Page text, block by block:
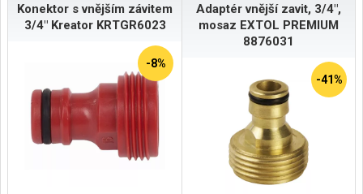
Konektor s vnějším závitem
3/4" Kreator KRTGR6023
-8%
Adaptér vnější zavit, 3/4",
mosaz EXTOL PREMIUM
8876031
-41%